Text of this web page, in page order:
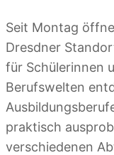
Seit Montag
Dresdner
für Schülerinnen
Berufswelten
praktisch
verschiedenen